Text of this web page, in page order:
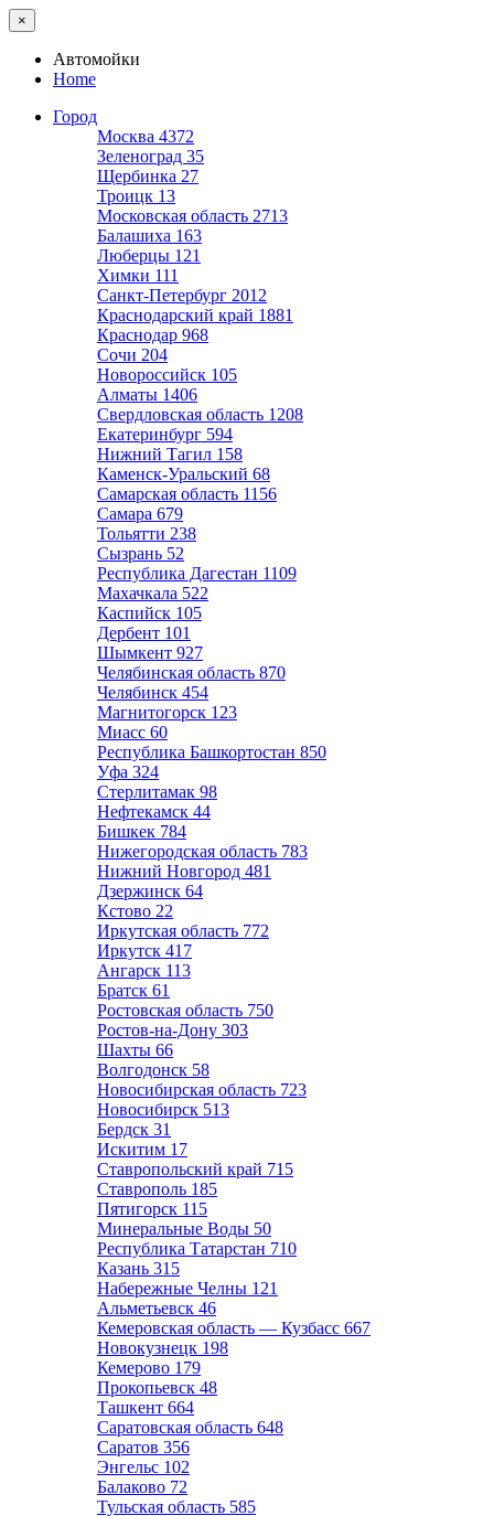
×
Автомойки
Home
Город
Москва 4372
Зеленоград 35
Щербинка 27
Троицк 13
Московская область 2713
Балашиха 163
Люберцы 121
Химки 111
Санкт-Петербург 2012
Краснодарский край 1881
Краснодар 968
Сочи 204
Новороссийск 105
Алматы 1406
Свердловская область 1208
Екатеринбург 594
Нижний Тагил 158
Каменск-Уральский 68
Самарская область 1156
Самара 679
Тольятти 238
Сызрань 52
Республика Дагестан 1109
Махачкала 522
Каспийск 105
Дербент 101
Шымкент 927
Челябинская область 870
Челябинск 454
Магнитогорск 123
Миасс 60
Республика Башкортостан 850
Уфа 324
Стерлитамак 98
Нефтекамск 44
Бишкек 784
Нижегородская область 783
Нижний Новгород 481
Дзержинск 64
Кстово 22
Иркутская область 772
Иркутск 417
Ангарск 113
Братск 61
Ростовская область 750
Ростов-на-Дону 303
Шахты 66
Волгодонск 58
Новосибирская область 723
Новосибирск 513
Бердск 31
Искитим 17
Ставропольский край 715
Ставрополь 185
Пятигорск 115
Минеральные Воды 50
Республика Татарстан 710
Казань 315
Набережные Челны 121
Альметьевск 46
Кемеровская область — Кузбасс 667
Новокузнецк 198
Кемерово 179
Прокопьевск 48
Ташкент 664
Саратовская область 648
Саратов 356
Энгельс 102
Балаково 72
Тульская область 585